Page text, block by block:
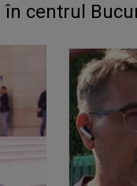
în centrul